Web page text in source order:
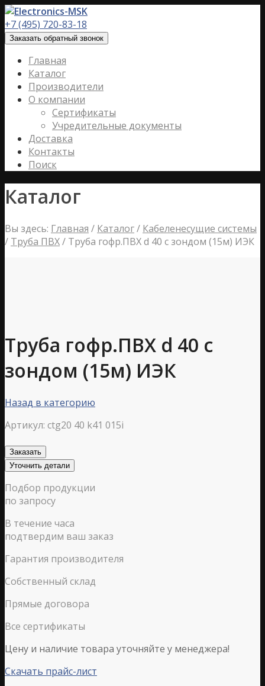
+7 (495) 720-83-18
Заказать обратный звонок
Главная
Каталог
Производители
О компании
Сертификаты
Учредительные документы
Доставка
Контакты
Поиск
Каталог
Вы здесь: Главная / Каталог/ Кабеленесущие системы
/ Труба ПВХ/ Труба гофр.ПВХ d 40 с зондом (15м) ИЭК
Труба гофр.ПВХ d 40 с
зондом (15м) ИЭК
Назад в категорию
Артикул: ctg20 40 k41 015i
Заказать
Уточнить детали
Подбор продукции
по запросу
В течение часа
подтвердим ваш заказ
Гарантия производителя
Собственный склад
Прямые договора
Все сертификаты
Цену и наличие товара уточняйте у менеджера!
Скачать прайс-лист